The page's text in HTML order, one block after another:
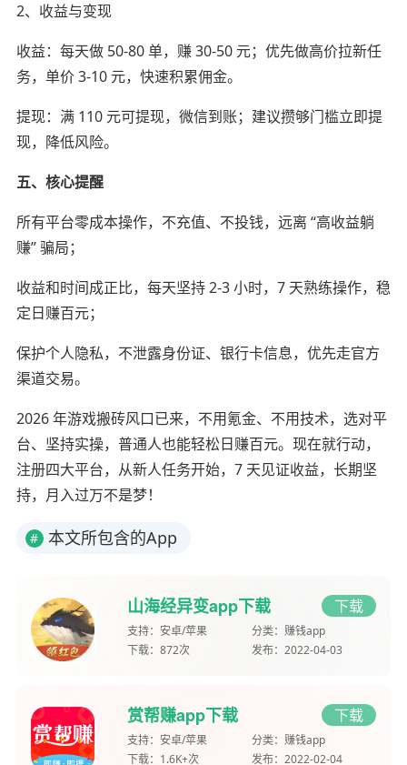
2、收益与变现
收益：每天做 50-80 单，赚 30-50 元；优先做高价拉新任
务，单价 3-10 元，快速积累佣金。
提现：满 110 元可提现，微信到账；建议攒够门槛立即提
现，降低风险。
五、核心提醒
所有平台零成本操作，不充值、不投钱，远离 “高收益躺
赚” 骗局；
收益和时间成正比，每天坚持 2-3 小时，7 天熟练操作，稳
定日赚百元；
保护个人隐私，不泄露身份证、银行卡信息，优先走官方
渠道交易。
2026 年游戏搬砖风口已来，不用氪金、不用技术，选对平
台、坚持实操，普通人也能轻松日赚百元。现在就行动，
注册四大平台，从新人任务开始，7 天见证收益，长期坚
持，月入过万不是梦！
# 本文所包含的App
山海经异变app下载 下载
支持： 安卓/苹果 分类： 赚钱app
下载： 872次 发布： 2022-04-03
赏帮赚app下载 下载
支持： 安卓/苹果 分类： 赚钱app
下载： 1.6K+次 发布： 2022-02-04